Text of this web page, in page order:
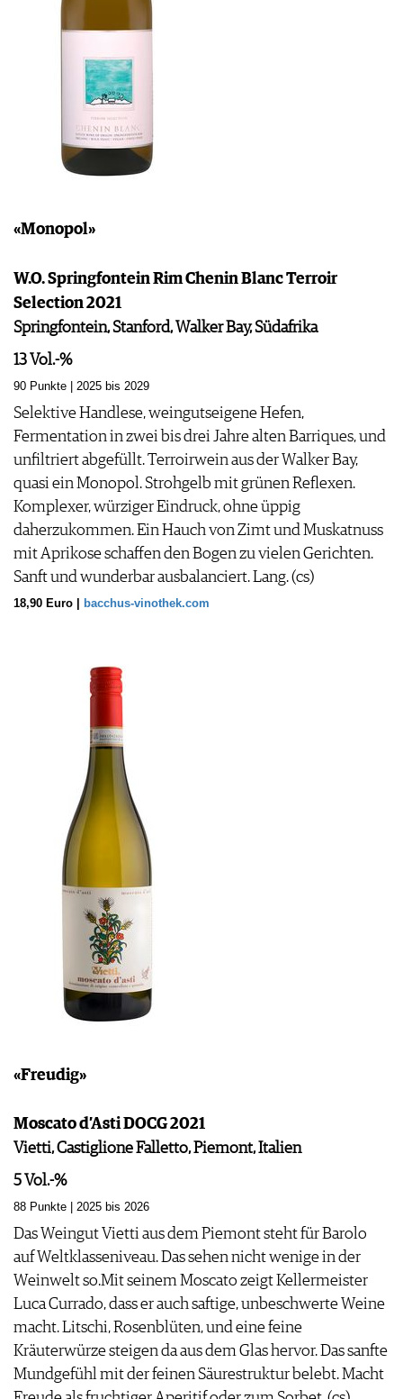
«Monopol»
W.O. Springfontein Rim Chenin Blanc Terroir
Selection 2021
Springfontein, Stanford, Walker Bay, Südafrika
13 Vol.-%
90 Punkte | 2025 bis 2029
Selektive Handlese, weingutseigene Hefen,
Fermentation in zwei bis drei Jahre alten Barriques, und
unfiltriert abgefüllt. Terroirwein aus der Walker Bay,
quasi ein Monopol. Strohgelb mit grünen Reflexen.
Komplexer, würziger Eindruck, ohne üppig
daherzukommen. Ein Hauch von Zimt und Muskatnuss
mit Aprikose schaffen den Bogen zu vielen Gerichten.
Sanft und wunderbar ausbalanciert. Lang. (cs)
18,90 Euro | bacchus-vinothek.com
«Freudig»
Moscato d’Asti DOCG 2021
Vietti, Castiglione Falletto, Piemont, Italien
5 Vol.-%
88 Punkte | 2025 bis 2026
Das Weingut Vietti aus dem Piemont steht für Barolo
auf Weltklasseniveau. Das sehen nicht wenige in der
Weinwelt so.Mit seinem Moscato zeigt Kellermeister
Luca Currado, dass er auch saftige, unbeschwerte Weine
macht. Litschi, Rosenblüten, und eine feine
Kräuterwürze steigen da aus dem Glas hervor. Das sanfte
Mundgefühl mit der feinen Säurestruktur belebt. Macht